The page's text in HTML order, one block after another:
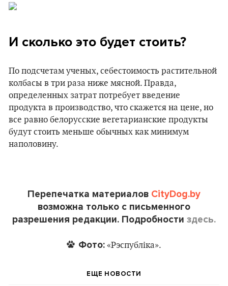
И сколько это будет стоить?
По подсчетам ученых, себестоимость растительной
колбасы в три раза ниже мясной. Правда,
определенных затрат потребует введение
продукта в производство, что скажется на цене, но
все равно белорусские вегетарианские продукты
будут стоить меньше обычных как минимум
наполовину.
Перепечатка материалов CityDog.by
возможна только с письменного
разрешения редакции. Подробности здесь.
Фото: «Рэспубліка».
ЕЩЕ НОВОСТИ